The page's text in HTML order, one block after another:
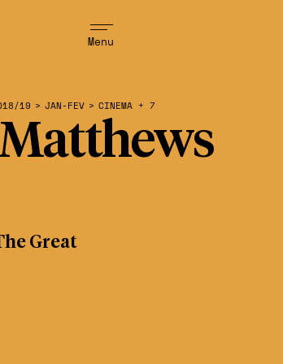
Menu
19 > JAN-FEV > CINEMA + 7
Great